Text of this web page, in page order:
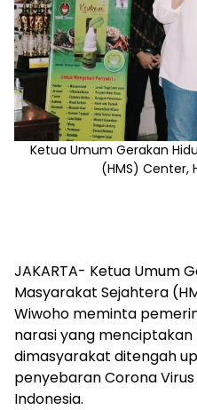
Ketua Umum Gerakan
(HMS) Center,
JAKARTA- Ketua Umum
Masyarakat Sejahtera
Wiwoho meminta
narasi yang
dimasyarakat ditengah
penyebaran Corona Virus
Indonesia.